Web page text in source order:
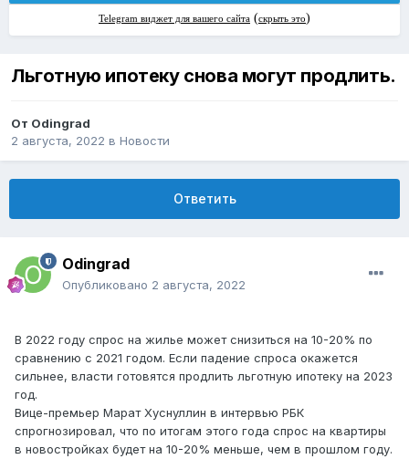
Льготную ипотеку снова могут продлить.
От Odingrad
2 августа, 2022 в Новости
Ответить
Odingrad
Опубликовано 2 августа, 2022
В 2022 году спрос на жилье может снизиться на 10-20% по
сравнению с 2021 годом. Если падение спроса окажется
сильнее, власти готовятся продлить льготную ипотеку на 2023
год.
Вице-премьер Марат Хуснуллин в интервью РБК
спрогнозировал, что по итогам этого года спрос на квартиры
в новостройках будет на 10-20% меньше, чем в прошлом году.